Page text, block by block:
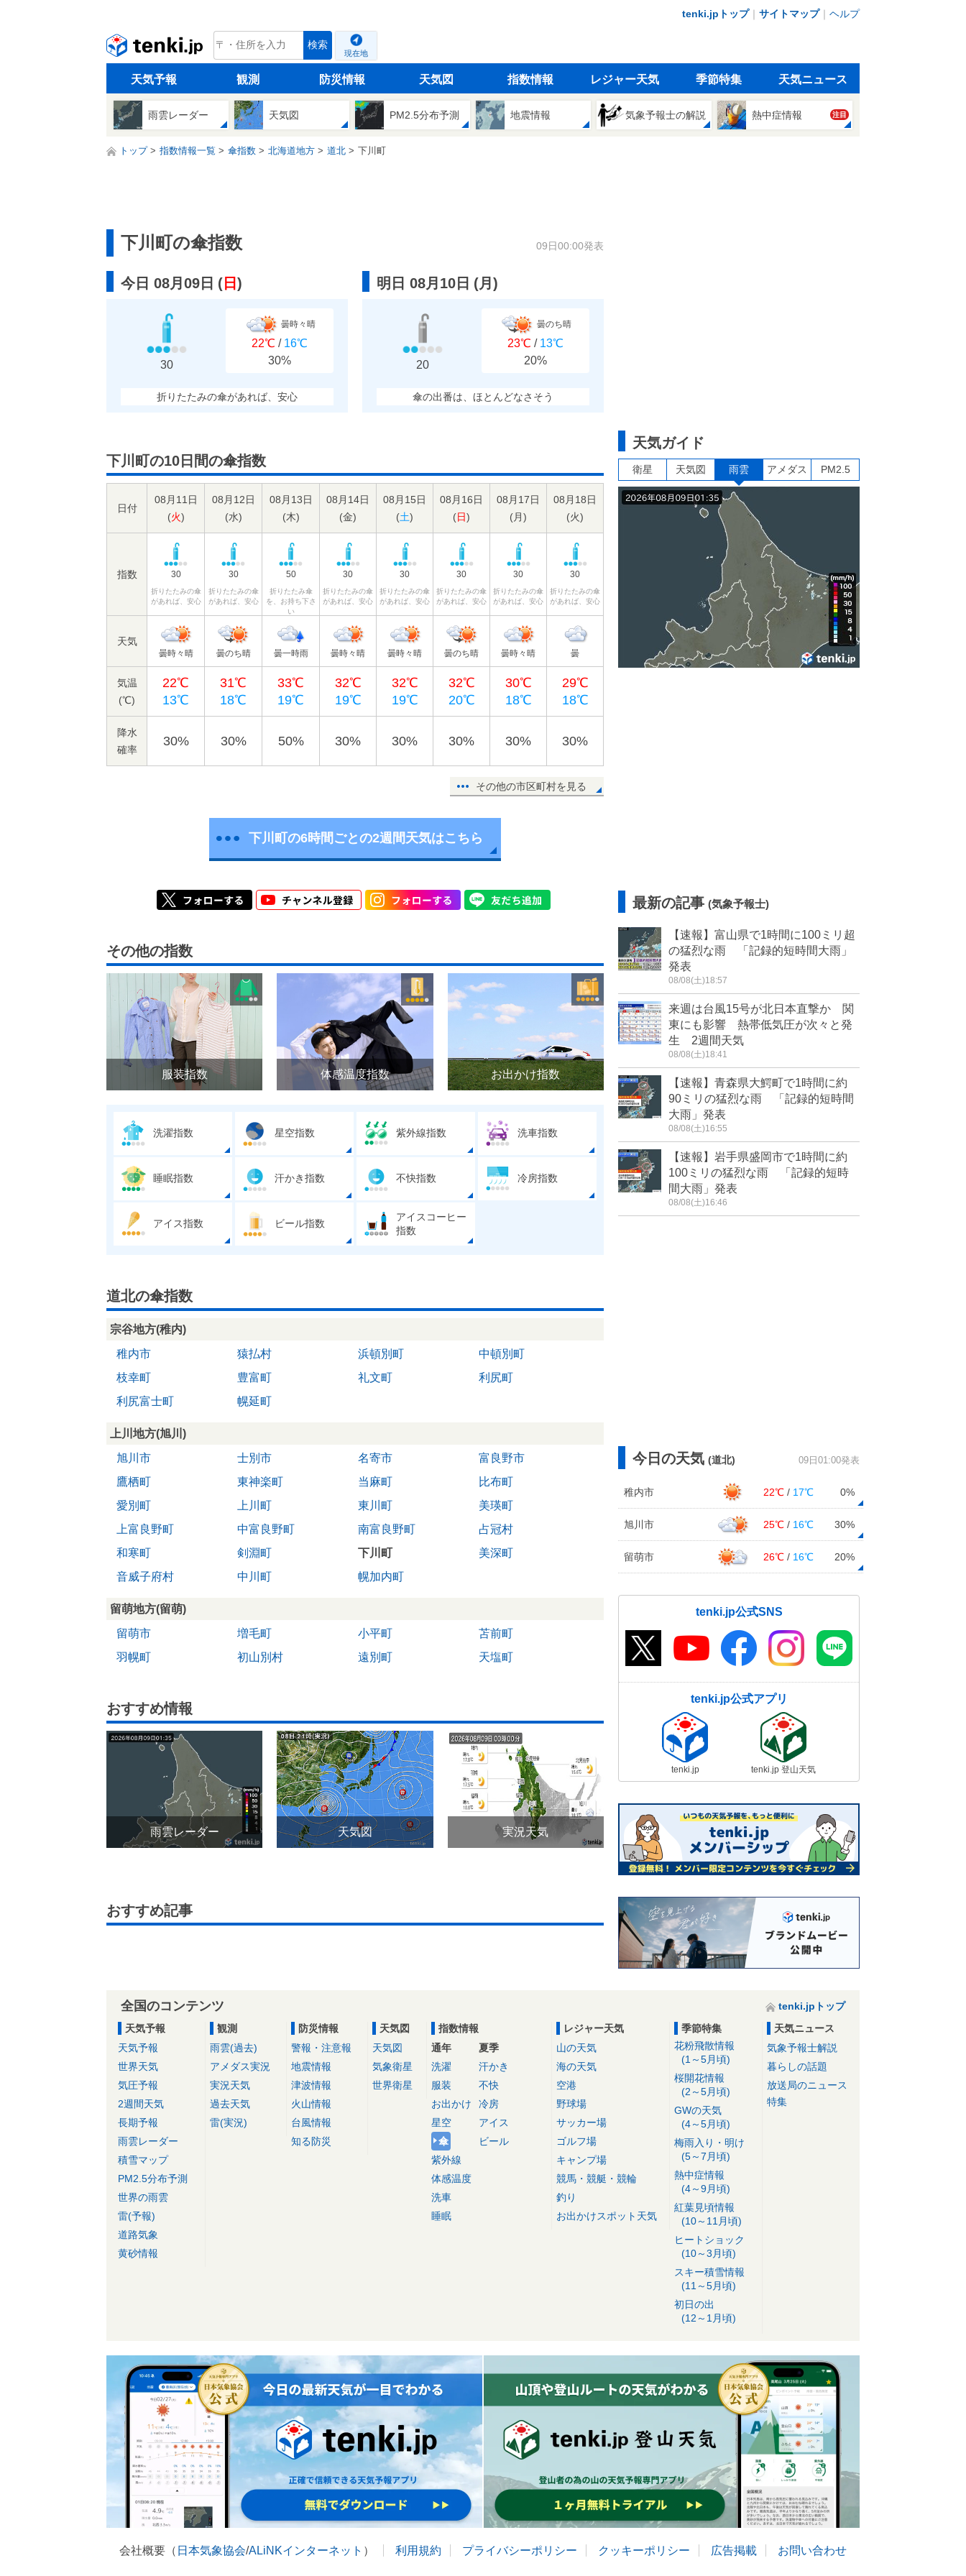
tenki.jpトップ｜ サイトマップ｜ ヘルプ
tenki.jp 検索
現在地
天気予報 観測 防災情報 天気図 指数情報 レジャー天気 季節特集 天気ニュース
雨雲レーダー 天気図 PM2.5分布予測 地震情報 気象予報士の解説 熱中症情報 注目
トップ 指数情報一覧 傘指数 北海道地方 道北 下川町
下川町の傘指数 09日00:00発表
今日 08月09日 ( 日 )
30
曇時々晴
22℃ / 16℃
30%
折りたたみの傘があれば、安心
明日 08月10日 (月 )
20
曇のち晴
23℃ / 13℃
20%
傘の出番は、ほとんどなさそう
下川町の10日間の傘指数
日付
08月11日
(火)
08月12日
(水)
08月13日
(木)
08月14日
(金)
08月15日
(土)
08月16日
(日)
08月17日
(月)
08月18日
(火)
指数 30
折りたたみの傘
があれば、安心
30
折りたたみの傘
があれば、安心
50
折りたたみ傘
を、お持ち下さ
い
30
折りたたみの傘
があれば、安心
30
折りたたみの傘
があれば、安心
30
折りたたみの傘
があれば、安心
30
折りたたみの傘
があれば、安心
30
折りたたみの傘
があれば、安心
天気
曇時々晴 曇のち晴 曇一時雨 曇時々晴 曇時々晴 曇のち晴 曇時々晴 曇
気温
(℃)
22℃
13℃
31℃
18℃
33℃
19℃
32℃
19℃
32℃
19℃
32℃
20℃
30℃
18℃
29℃
18℃
降水
確率
30% 30% 50% 30% 30% 30% 30% 30%
その他の市区町村を見る
下川町の6時間ごとの2週間天気はこちら
その他の指数
服装指数 体感温度指数 お出かけ指数
洗濯指数 星空指数 紫外線指数 洗車指数
睡眠指数 汗かき指数 不快指数 冷房指数
アイス指数 ビール指数
アイスコーヒー
指数
道北の傘指数
宗谷地方(稚内)
稚内市
猿払村 浜頓別町
中頓別町
枝幸町
豊富町 礼文町
利尻町
利尻富士町
幌延町
上川地方(旭川)
旭川市
士別市 名寄市
富良野市
鷹栖町
東神楽町 当麻町
比布町
愛別町
上川町 東川町
美瑛町
上富良野町
中富良野町 南富良野町
占冠村
和寒町
剣淵町 下川町
美深町
音威子府村
中川町 幌加内町
留萌地方(留萌)
留萌市
増毛町 小平町
苫前町
羽幌町
初山別村 遠別町 天塩町
おすすめ情報
雨雲レーダー 天気図 実況天気
おすすめ記事
天気ガイド
衛星 天気図 雨雲 アメダス PM2.5
最新の記事 (気象予報士)
【速報】富山県で1時間に100ミリ超
の猛烈な雨 「記録的短時間大雨」
発表
08/08(土)18:57
来週は台風15号が北日本直撃か 関
東にも影響 熱帯低気圧が次々と発
生 2週間天気
08/08(土)18:41
【速報】青森県大鰐町で1時間に約
90ミリの猛烈な雨 「記録的短時間
大雨」発表
08/08(土)16:55
【速報】岩手県盛岡市で1時間に約
100ミリの猛烈な雨 「記録的短時
間大雨」発表
08/08(土)16:46
今日の天気 (道北) 09日01:00発表
稚内市 22℃ / 17℃ 0%
旭川市 25℃ / 16℃ 30%
留萌市 26℃ / 16℃ 20%
tenki.jp公式SNS
tenki.jp公式アプリ
tenki.jp tenki.jp 登山天気
全国のコンテンツ
tenki.jpトップ
天気予報
天気予報
世界天気
気圧予報
2週間天気
長期予報
雨雲レーダー
積雪マップ
PM2.5分布予測
世界の雨雲
雷(予報)
道路気象
黄砂情報
観測
雨雲(過去)
アメダス実況
実況天気
過去天気
雷(実況)
防災情報
警報・注意報
地震情報
津波情報
火山情報
台風情報
知る防災
天気図
天気図
気象衛星
世界衛星
指数情報
通年
洗濯
服装
お出かけ
星空
傘
紫外線
体感温度
洗車
睡眠
夏季
汗かき
不快
冷房
アイス
ビール
レジャー天気
山の天気
海の天気
空港
野球場
サッカー場
ゴルフ場
キャンプ場
競馬・競艇・競輪
釣り
お出かけスポット天気
季節特集
花粉飛散情報
(1～5月頃)
桜開花情報
(2～5月頃)
GWの天気
(4～5月頃)
梅雨入り・明け
(5～7月頃)
熱中症情報
(4～9月頃)
紅葉見頃情報
(10～11月頃)
ヒートショック
(10～3月頃)
スキー積雪情報
(11～5月頃)
初日の出
(12～1月頃)
天気ニュース
気象予報士解説
暮らしの話題
放送局のニュース
特集
会社概要（ 日本気象協会/ALiNKインターネット ） 利用規約 プライバシーポリシー クッキーポリシー 広告掲載 お問い合わせ